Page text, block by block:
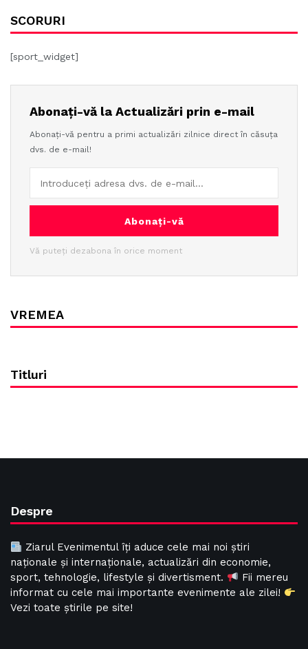
SCORURI
[sport_widget]
Abonați-vă la Actualizări prin e-mail
Abonați-vă pentru a primi actualizări zilnice direct în căsuța
dvs. de e-mail!
Abonați-vă
Vă puteți dezabona în orice moment
VREMEA
Titluri
Despre
Ziarul Evenimentul îți aduce cele mai noi știri
naționale și internaționale, actualizări din economie,
sport, tehnologie, lifestyle și divertisment.
Fii mereu
informat cu cele mai importante evenimente ale zilei!
Vezi toate știrile pe site!